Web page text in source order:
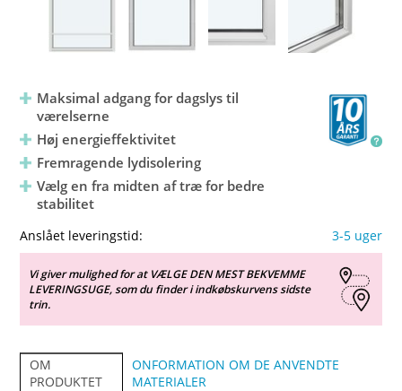
Maksimal adgang for dagslys til
værelserne
Høj energieffektivitet
Fremragende lydisolering
Vælg en fra midten af træ for bedre
stabilitet
Anslået leveringstid: 3-5 uger
Vi giver mulighed for at VÆLGE DEN MEST BEKVEMME
LEVERINGSUGE, som du finder i indkøbskurvens sidste
trin.
OM
PRODUKTET
ONFORMATION OM DE ANVENDTE
MATERIALER